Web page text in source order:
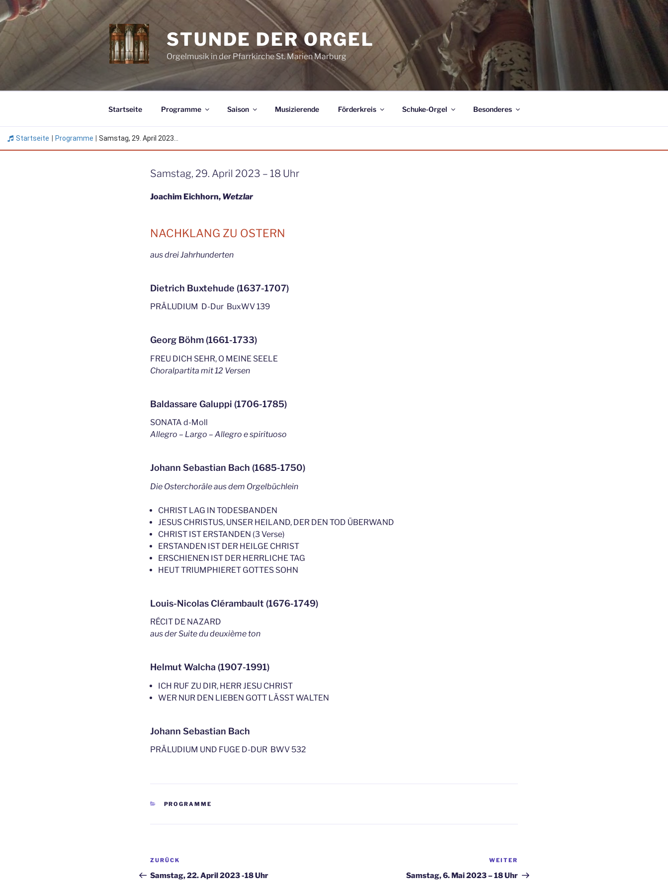
Zum
Inhalt
springen
STUNDE DER ORGEL
Orgelmusik in der Pfarrkirche St. Marien Marburg
Startseite Programme Saison Musizierende Förderkreis Schuke-Orgel Besonderes
Startseite Programme Samstag, 29. April 2023...
Samstag, 29. April 2023 – 18 Uhr
Joachim Eichhorn, Wetzlar
NACHKLANG ZU OSTERN
aus drei Jahrhunderten
Dietrich Buxtehude (1637-1707)
PRÄLUDIUM D-Dur BuxWV 139
Georg Böhm (1661-1733)
FREU DICH SEHR, O MEINE SEELE
Choralpartita mit 12 Versen
Baldassare Galuppi (1706-1785)
SONATA d-Moll
Allegro – Largo – Allegro e spirituoso
Johann Sebastian Bach (1685-1750)
Die Osterchoräle aus dem Orgelbüchlein
CHRIST LAG IN TODESBANDEN
JESUS CHRISTUS, UNSER HEILAND, DER DEN TOD ÜBERWAND
CHRIST IST ERSTANDEN (3 Verse)
ERSTANDEN IST DER HEILGE CHRIST
ERSCHIENEN IST DER HERRLICHE TAG
HEUT TRIUMPHIERET GOTTES SOHN
Louis-Nicolas Clérambault (1676-1749)
RÉCIT DE NAZARD
aus der Suite du deuxième ton
Helmut Walcha (1907-1991)
ICH RUF ZU DIR, HERR JESU CHRIST
WER NUR DEN LIEBEN GOTT LÄSST WALTEN
Johann Sebastian Bach
PRÄLUDIUM UND FUGE D-DUR BWV 532
KATEGORIEN
PROGRAMME
Beitragsnavigation
Vorheriger
Beitrag
ZURÜCK
Samstag, 22. April 2023 -18 Uhr
Beitrag
WEITER
Samstag, 6. Mai 2023 – 18 Uhr